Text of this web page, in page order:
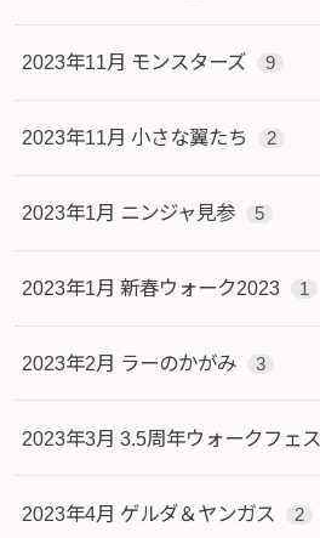
2023年11月 モンスターズ 9
2023年11月 小さな翼たち 2
2023年1月 ニンジャ見参 5
2023年1月 新春ウォーク2023 1
2023年2月 ラーのかがみ 3
2023年3月 3.5周年ウォークフェス
2023年4月 ゲルダ＆ヤンガス 2